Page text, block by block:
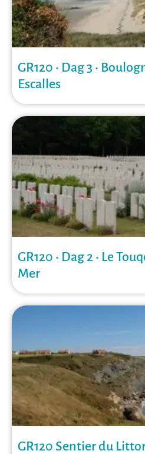
GR120 • Dag 3 •
Escalles
GR120 • Dag 2 • Le
Mer
GR120 Sentier du